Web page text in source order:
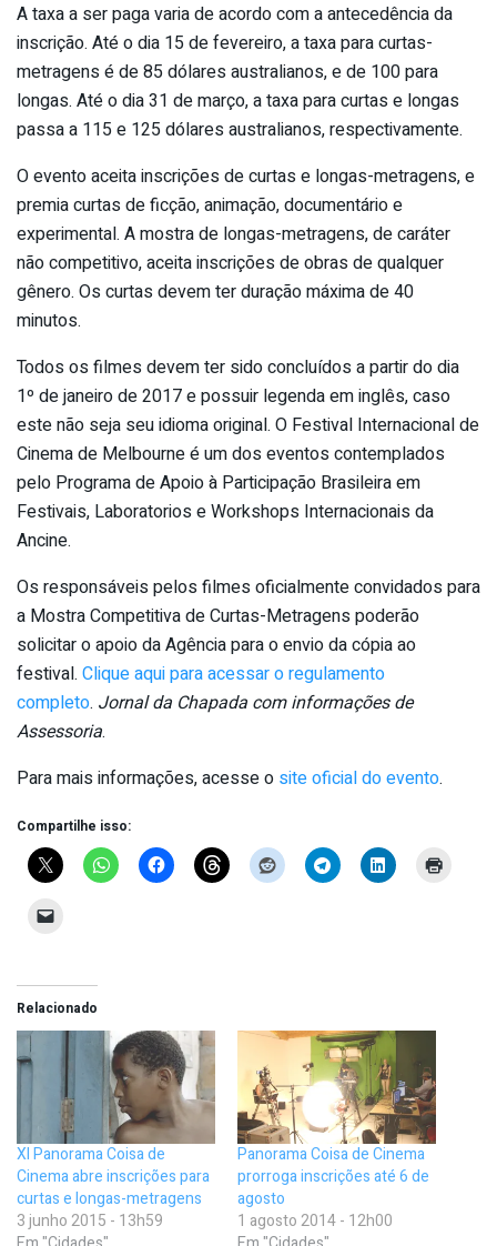
A taxa a ser paga varia de acordo com a antecedência da
inscrição. Até o dia 15 de fevereiro, a taxa para curtas-
metragens é de 85 dólares australianos, e de 100 para
longas. Até o dia 31 de março, a taxa para curtas e longas
passa a 115 e 125 dólares australianos, respectivamente.
O evento aceita inscrições de curtas e longas-metragens, e
premia curtas de ficção, animação, documentário e
experimental. A mostra de longas-metragens, de caráter
não competitivo, aceita inscrições de obras de qualquer
gênero. Os curtas devem ter duração máxima de 40
minutos.
Todos os filmes devem ter sido concluídos a partir do dia
1º de janeiro de 2017 e possuir legenda em inglês, caso
este não seja seu idioma original. O Festival Internacional de
Cinema de Melbourne é um dos eventos contemplados
pelo Programa de Apoio à Participação Brasileira em
Festivais, Laboratorios e Workshops Internacionais da
Ancine.
Os responsáveis pelos filmes oficialmente convidados para
a Mostra Competitiva de Curtas-Metragens poderão
solicitar o apoio da Agência para o envio da cópia ao
festival. Clique aqui para acessar o regulamento
completo. Jornal da Chapada com informações de
Assessoria.
Para mais informações, acesse o site oficial do evento.
Compartilhe isso:
Relacionado
XI Panorama Coisa de
Cinema abre inscrições para
curtas e longas-metragens
3 junho 2015 - 13h59
Panorama Coisa de Cinema
prorroga inscrições até 6 de
agosto
1 agosto 2014 - 12h00